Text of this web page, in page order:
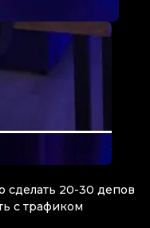
20-30 депов
с трафиком